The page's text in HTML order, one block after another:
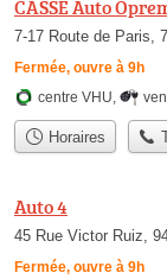
CASSE Auto
7-17 Route de Paris,
Fermée, ouvre à 9h
centre VHU
Horaires
Auto 4
45 Rue Victor Ruiz,
Fermée, ouvre à 9h